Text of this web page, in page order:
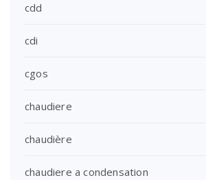
cdd
cdi
cgos
chaudiere
chaudière
chaudiere a condensation